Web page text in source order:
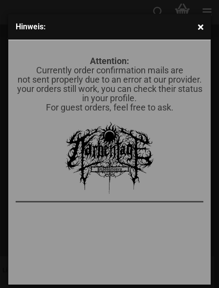
Hinweis:
Attention:
Currently order confirmation mails are
not sent properly due to an error at our provider.
your orders still work, you can check their status
in your profile.
For guest orders, feel free to ask.
Weress - The Dungeon on the Moon